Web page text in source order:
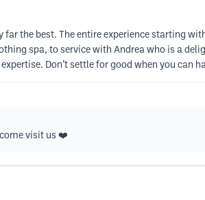
far the best. The entire experience starting
spa, to service with Andrea who is a
Don’t settle for good when you can
come visit us ❤️